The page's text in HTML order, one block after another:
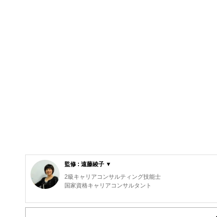
監修 : 遠藤綾子 ▼
2級キャリアコンサルティング技能士
国家資格キャリアコンサルタント
実績：就労、就職支援15年間、相談件数7,000件以上